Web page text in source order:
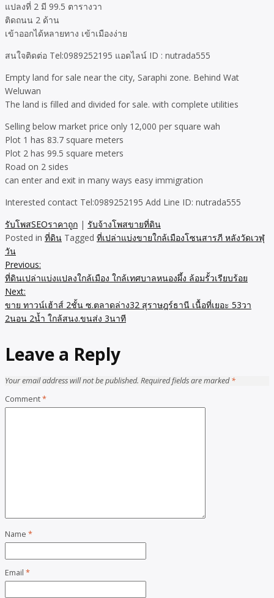
แปลงที่ 2 มี 99.5 ตารางวา
ติดถนน 2 ด้าน
เข้าออกได้หลายทาง เข้าเมืองง่าย
สนใจติดต่อ Tel:0989252195 แอดไลน์ ID : nutrada555
Empty land for sale near the city, Saraphi zone. Behind Wat
Weluwan
The land is filled and divided for sale. with complete utilities
Selling below market price only 12,000 per square wah
Plot 1 has 83.7 square meters
Plot 2 has 99.5 square meters
Road on 2 sides
can enter and exit in many ways easy immigration
Interested contact Tel:0989252195 Add Line ID: nutrada555
รับโพสSEOราคาถูก | รับจ้างโพสขายที่ดิน
Posted in ที่ดิน Tagged ที่เปล่าแบ่งขายใกล้เมืองโซนสารภี หลังวัดเวฬุ
วัน
Post
navigation
Previous:
ที่ดินเปล่าแบ่งแปลงใกล้เมือง ใกล้เทศบาลหนองผึ้ง ล้อมรั้วเรียบร้อย
Next:
ขาย ทาวน์เฮ้าส์ 2ชั้น ซ.ตลาดล่าง32 สุราษฎร์ธานี เนื้อที่เยอะ 53วา
2นอน 2น้ำ ใกล้สนง.ขนส่ง 3นาที
Leave a Reply
Your email address will not be published. Required fields are marked*
Comment*
Name *
Email *